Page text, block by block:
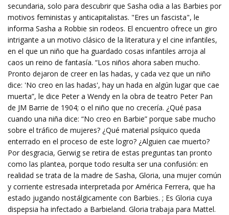
secundaria, solo para descubrir que Sasha odia a las Barbies por
motivos feministas y anticapitalistas. "Eres un fascista", le
informa Sasha a Robbie sin rodeos. El encuentro ofrece un giro
intrigante a un motivo clásico de la literatura y el cine infantiles,
en el que un niño que ha guardado cosas infantiles arroja al
caos un reino de fantasía. “Los niños ahora saben mucho.
Pronto dejaron de creer en las hadas, y cada vez que un niño
dice: 'No creo en las hadas', hay un hada en algún lugar que cae
muerta”, le dice Peter a Wendy en la obra de teatro Peter Pan
de JM Barrie de 1904; o el niño que no crecería. ¿Qué pasa
cuando una niña dice: “No creo en Barbie” porque sabe mucho
sobre el tráfico de mujeres? ¿Qué material psíquico queda
enterrado en el proceso de este logro? ¿Alguien cae muerto?
Por desgracia, Gerwig se retira de estas preguntas tan pronto
como las plantea, porque todo resulta ser una confusión: en
realidad se trata de la madre de Sasha, Gloria, una mujer común
y corriente estresada interpretada por América Ferrera, que ha
estado jugando nostálgicamente con Barbies. ; Es Gloria cuya
dispepsia ha infectado a Barbieland. Gloria trabaja para Mattel.